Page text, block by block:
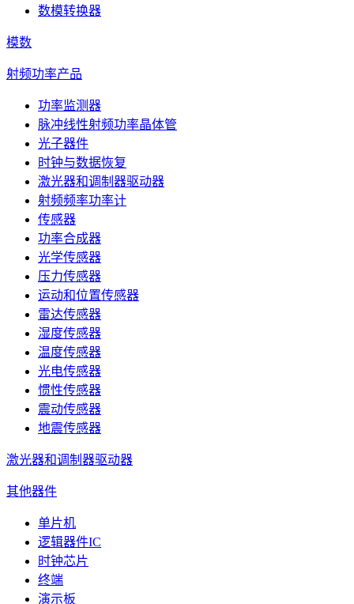
数模转换器
模数
射频功率产品
功率监测器
脉冲线性射频功率晶体管
光子器件
时钟与数据恢复
激光器和调制器驱动器
射频频率功率计
传感器
功率合成器
光学传感器
压力传感器
运动和位置传感器
雷达传感器
湿度传感器
温度传感器
光电传感器
惯性传感器
震动传感器
地震传感器
激光器和调制器驱动器
其他器件
单片机
逻辑器件IC
时钟芯片
终端
演示板